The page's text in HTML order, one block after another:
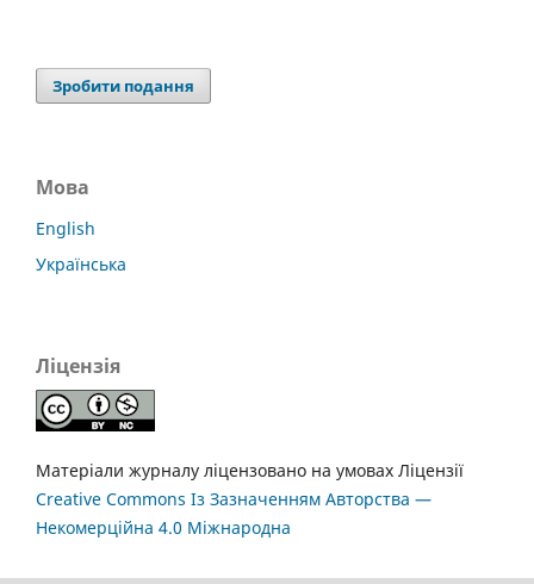
Зробити подання
Мова
English
Українська
Ліцензія
Матеріали журналу ліцензовано на умовах Ліцензії
Creative Commons Із Зазначенням Авторства —
Некомерційна 4.0 Міжнародна